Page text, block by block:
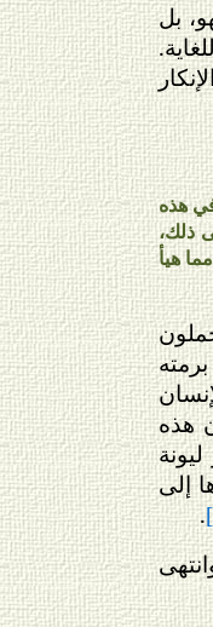
بل
هذه
ذلك،
هيأ
هذه
إلى
.